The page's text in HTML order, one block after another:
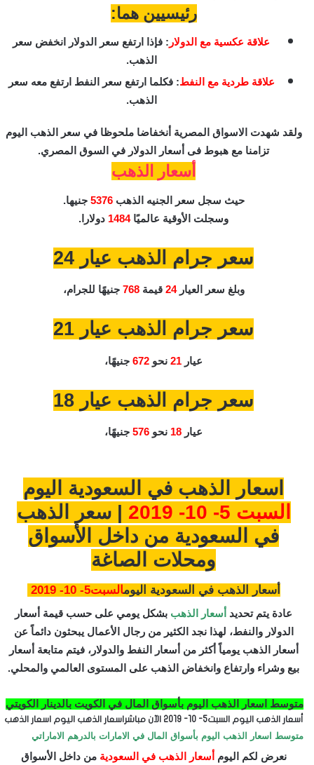
رئيسيين هما:
علاقة عكسية مع الدولار : فإذا ارتفع سعر الدولار انخفض سعر
الذهب.
علاقة طردية مع النفط: فكلما ارتفع سعر النفط ارتفع معه سعر
الذهب.
ولقد شهدت الاسواق المصرية أنخفاضا ملحوظا في سعر الذهب اليوم
تزامنا مع هبوط فى أسعار الدولار في السوق المصري.
أسعار الذهب
حيث سجل سعر الجنيه الذهب5376 جنيها.
وسجلت الأوقية عالميًا1484 دولارا.
سعر جرام الذهب عيار 24
وبلغ سعر العيار24 قيمة768 جنيهًا للجرام،
سعر جرام الذهب عيار 21
عيار 21 نحو 672 جنيهًا،
سعر جرام الذهب عيار 18
عيار 18 نحو 576 جنيهًا،
اسعار الذهب في السعودية اليوم
السبت 5- 10- 2019
| سعر الذهب
في السعودية من داخل الأسواق
ومحلات الصاغة
أسعار الذهب في السعودية اليومالسبت5- 10- 2019
عادة يتم تحديد أسعار الذهب بشكل يومي على حسب قيمة أسعار
الدولار والنفط، لهذا نجد الكثير من رجال الأعمال يبحثون دائماً عن
أسعار الذهب يومياً أكثر من أسعار النفط والدولار، فيتم متابعة أسعار
بيع وشراء وارتفاع وانخفاض الذهب على المستوى العالمي والمحلي.
متوسط اسعار الذهب اليوم بأسواق المال في الكويت بالدينار الكويتي
أسعار الذهب اليوم السبت5- 10- 2019 الآن مباشراسعار الذهب اليوم اسعار الذهب
متوسط اسعار الذهب اليوم بأسواق المال في الامارات بالدرهم الاماراتي
نعرض لكم اليوم أسعار الذهب في السعودية من داخل الأسواق